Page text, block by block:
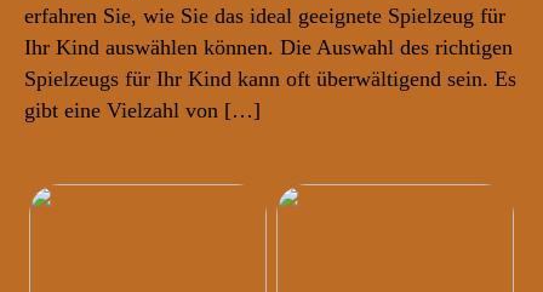
erfahren Sie, wie Sie das ideal geeignete Spielzeug für
Ihr Kind auswählen können. Die Auswahl des richtigen
Spielzeugs für Ihr Kind kann oft überwältigend sein. Es
gibt eine Vielzahl von […]